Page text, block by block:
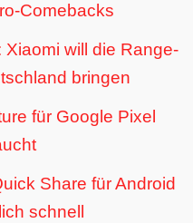
Comebacks
will die Range-
bringen
für Google Pixel
Share für Android
schnell